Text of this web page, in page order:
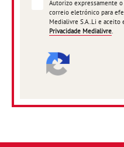
Autorizo expressamente
correio eletrónico para
Medialivre S.A..Li e aceito
Privacidade Medialivre.